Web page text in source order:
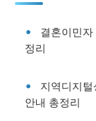
결혼이민
정리
지역디지
안내 총정리